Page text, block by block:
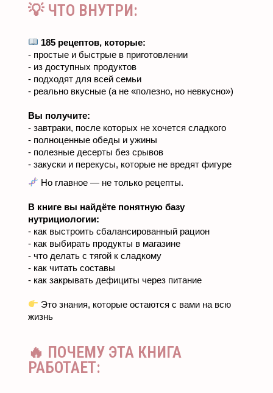
💡 ЧТО ВНУТРИ:
185 рецептов, которые:
- простые и быстрые в приготовлении
- из доступных продуктов
- подходят для всей семьи
- реально вкусные (а не «полезно, но невкусно»)
Вы получите:
- завтраки, после которых не хочется сладкого
- полноценные обеды и ужины
- полезные десерты без срывов
- закуски и перекусы, которые не вредят фигуре
Но главное — не только рецепты.
В книге вы найдёте понятную базу
нутрициологии:
- как выстроить сбалансированный рацион
- как выбирать продукты в магазине
- что делать с тягой к сладкому
- как читать составы
- как закрывать дефициты через питание
Это знания, которые остаются с вами на всю
жизнь
🔥 ПОЧЕМУ ЭТА КНИГА
РАБОТАЕТ: